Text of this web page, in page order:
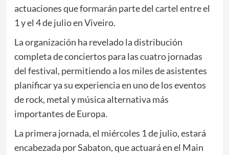
actuaciones que formarán parte del cartel entre el
1 y el 4 de julio en Viveiro.
La organización ha revelado la distribución
completa de conciertos para las cuatro jornadas
del festival, permitiendo a los miles de asistentes
planificar ya su experiencia en uno de los eventos
de rock, metal y música alternativa más
importantes de Europa.
La primera jornada, el miércoles 1 de julio, estará
encabezada por Sabaton, que actuará en el Main